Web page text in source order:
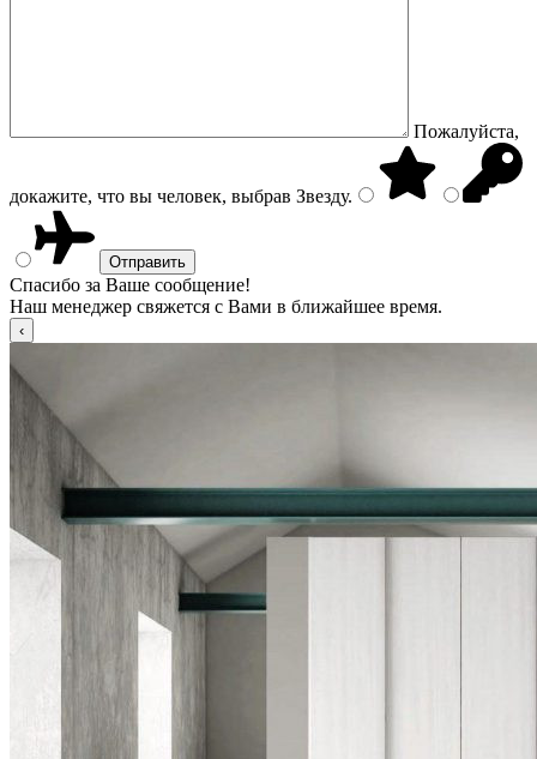
Пожалуйста,
докажите, что вы человек, выбрав Звезду.
Спасибо за Ваше сообщение!
Наш менеджер свяжется с Вами в ближайшее время.